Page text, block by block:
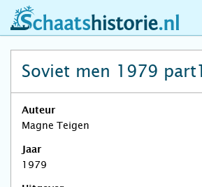
schaatshistorie.nl
Soviet men 1979 part1
Auteur
Magne Teigen
Jaar
1979